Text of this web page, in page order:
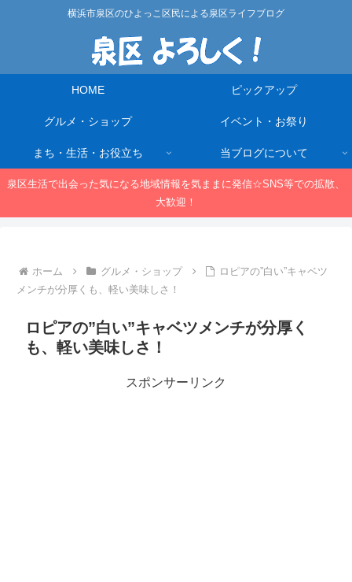
横浜市泉区のひよっこ区民による泉区ライフブログ
HOME ピックアップ
グルメ・ショップ イベント・お祭り
まち・生活・お役立ち 当ブログについて
泉区生活で出会った気になる地域情報を気ままに発信☆SNS等での拡散、
大歓迎！
ホーム グルメ・ショップ
ロピアの”白い”キャベツ
メンチが分厚くも、軽い美味しさ！
ロピアの”白い”キャベツメンチが分厚く
も、軽い美味しさ！
スポンサーリンク